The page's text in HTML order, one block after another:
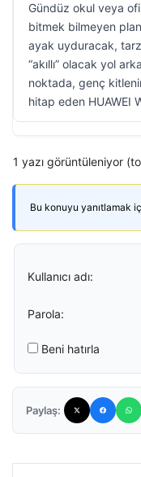
Gündüz okul veya
bitmek bilmeyen
ayak uyduracak,
“akıllı” olacak yol
noktada, genç
hitap eden HUAWEI
1 yazı görüntüleniyor
Bu konuyu yanıtlamak
Kullanıcı adı:
Parola:
Beni hatırla
Paylaş: